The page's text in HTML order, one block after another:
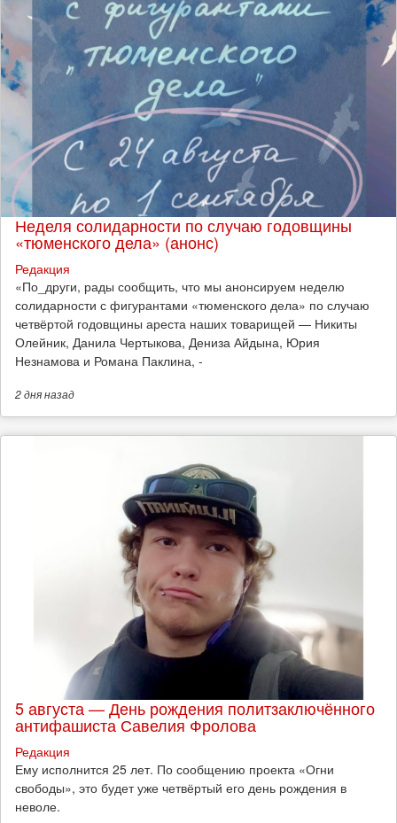
Неделя солидарности по случаю годовщины
«тюменского дела» (анонс)
Редакция
​«По_други, рады сообщить, что мы анонсируем неделю
солидарности с фигурантами «тюменского дела» по случаю
четвёртой годовщины ареста наших товарищей — Никиты
Олейник, Данила Чертыкова, Дениза Айдына, Юрия
Незнамова и Романа Паклина, -
2 дняназад
5 августа — День рождения политзаключённого
антифашиста Савелия Фролова
Редакция
Ему исполнится 25 лет. По сообщению проекта «Огни
свободы», это будет уже четвёртый его день рождения в
неволе.